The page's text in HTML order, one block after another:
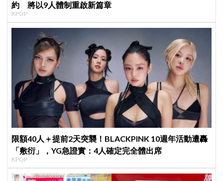
約 將以9人體制重啟新篇章
KPOP
限額40人＋提前2天突襲！BLACKPINK 10週年活動遭轟
「敷衍」，YG急證實：4人確定完全體出席
KPOP